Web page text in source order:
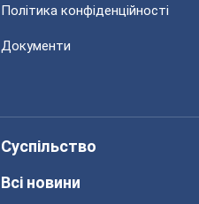
Політика конфіденційності
Документи
Суспільство
Всі новини